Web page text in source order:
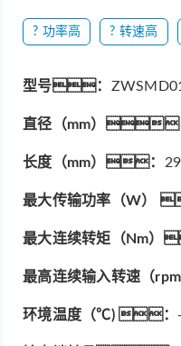
? 功率高 ? 转速高
型号：
直径（mm）
长度（mm）：
最大传输功率（W）
最大连续转矩（Nm）
最高连续输入转速（
环境温度（℃) ：